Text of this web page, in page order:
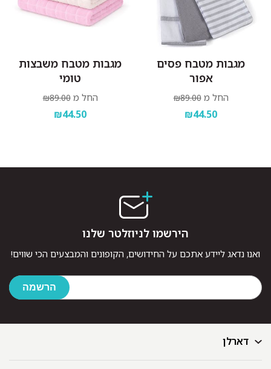
מגבות מטבח פסים
אפור
החל מ ₪89.00
₪44.50
מגבות מטבח משבצות
טומי
החל מ ₪89.00
₪44.50
דארלן
הירשמו לניוזלטר שלנו
ואנו נדאג ליידע אתכם על החידושים, הקופונים והמבצעים הכי שווים!